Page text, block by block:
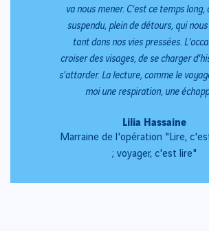
va nous mener. C’est ce temps
suspendu, plein de détours, qui
tant dans nos vies pressées.
croiser des visages, de se charger
s'attarder. La lecture, comme le
moi une respiration, une
Lilia Hassaine
Marraine de l'opération "Lire,
; voyager, c'est lire"